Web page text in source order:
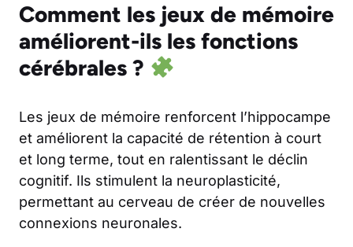
Comment les jeux de mémoire
améliorent-ils les fonctions
cérébrales ?
Les jeux de mémoire renforcent l’hippocampe
et améliorent la capacité de rétention à court
et long terme, tout en ralentissant le déclin
cognitif. Ils stimulent la neuroplasticité,
permettant au cerveau de créer de nouvelles
connexions neuronales.